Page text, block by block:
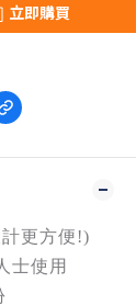
立即購買
更方便!)
士使用